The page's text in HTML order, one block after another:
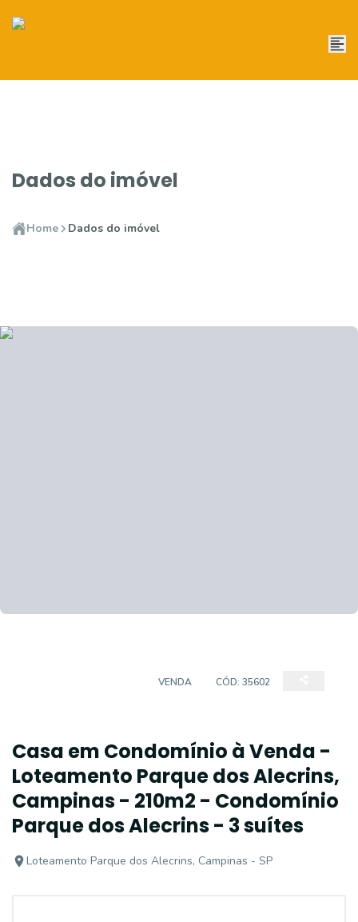
Dados do imóvel
Home Dados do imóvel
VENDA CÓD: 35602
Casa em Condomínio à Venda -
Loteamento Parque dos Alecrins,
Campinas - 210m2 - Condomínio
Parque dos Alecrins - 3 suítes
Loteamento Parque dos Alecrins, Campinas - SP